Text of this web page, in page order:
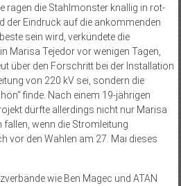
ragen die Stahlmonster knallig in rot-
der Eindruck auf die ankommenden
sein wird, verkündete die
Marisa Tejedor vor wenigen Tagen,
über den Forschritt bei der Installation
von 220 kV sei, sondern die
finde. Nach einem 19-jährigen
dürfte allerdings nicht nur Marisa
fallen, wenn die Stromleitung
vor den Wahlen am 27. Mai dieses
wie Ben Magec und ATAN